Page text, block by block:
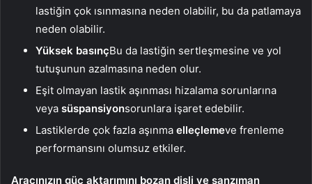
lastiğin çok ısınmasına neden olabilir, bu da patlamaya
neden olabilir.
Yüksek basınçBu da lastiğin sertleşmesine ve yol
tutuşunun azalmasına neden olur.
Eşit olmayan lastik aşınması hizalama sorunlarına
veya süspansiyonsorunlara işaret edebilir.
Lastiklerde çok fazla aşınma elleçlemeve frenleme
performansını olumsuz etkiler.
Aracınızın güç aktarımını bozan dişli ve şanzıman